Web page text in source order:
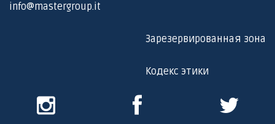
info@mastergroup.it
Зарезервированная зона
Кодекс этики